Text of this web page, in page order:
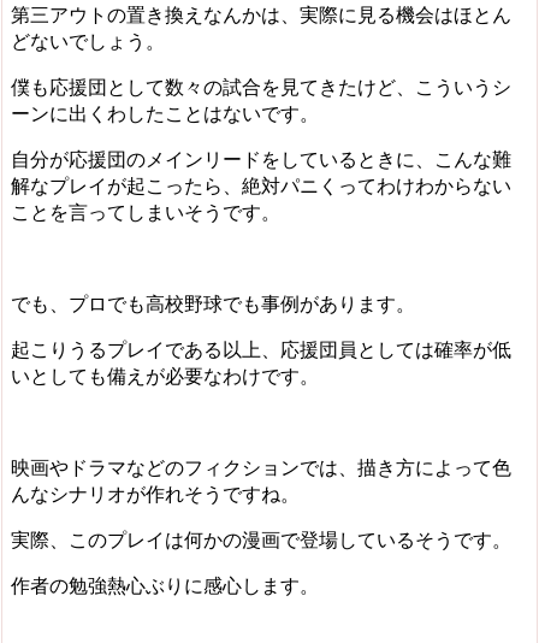
第三アウトの置き換えなんかは、実際に見る機会はほとん
どないでしょう。
僕も応援団として数々の試合を見てきたけど、こういうシ
ーンに出くわしたことはないです。
自分が応援団のメインリードをしているときに、こんな難
解なプレイが起こったら、絶対パニくってわけわからない
ことを言ってしまいそうです。
でも、プロでも高校野球でも事例があります。
起こりうるプレイである以上、応援団員としては確率が低
いとしても備えが必要なわけです。
映画やドラマなどのフィクションでは、描き方によって色
んなシナリオが作れそうですね。
実際、このプレイは何かの漫画で登場しているそうです。
作者の勉強熱心ぶりに感心します。